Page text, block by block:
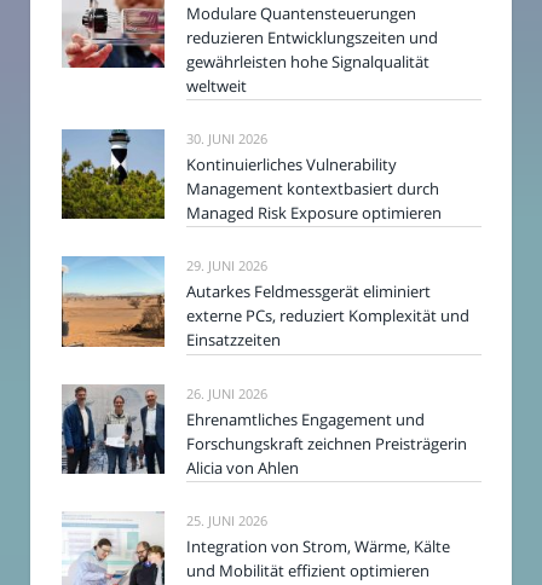
Modulare Quantensteuerungen
reduzieren Entwicklungszeiten und
gewährleisten hohe Signalqualität
weltweit
30. JUNI 2026
Kontinuierliches Vulnerability
Management kontextbasiert durch
Managed Risk Exposure optimieren
29. JUNI 2026
Autarkes Feldmessgerät eliminiert
externe PCs, reduziert Komplexität und
Einsatzzeiten
26. JUNI 2026
Ehrenamtliches Engagement und
Forschungskraft zeichnen Preisträgerin
Alicia von Ahlen
25. JUNI 2026
Integration von Strom, Wärme, Kälte
und Mobilität effizient optimieren